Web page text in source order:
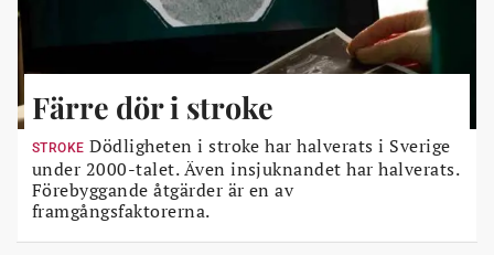
Färre dör i stroke
STROKE Dödligheten i stroke har halverats i Sverige
under 2000-talet. Även insjuknandet har halverats.
Förebyggande åtgärder är en av
framgångsfaktorerna.